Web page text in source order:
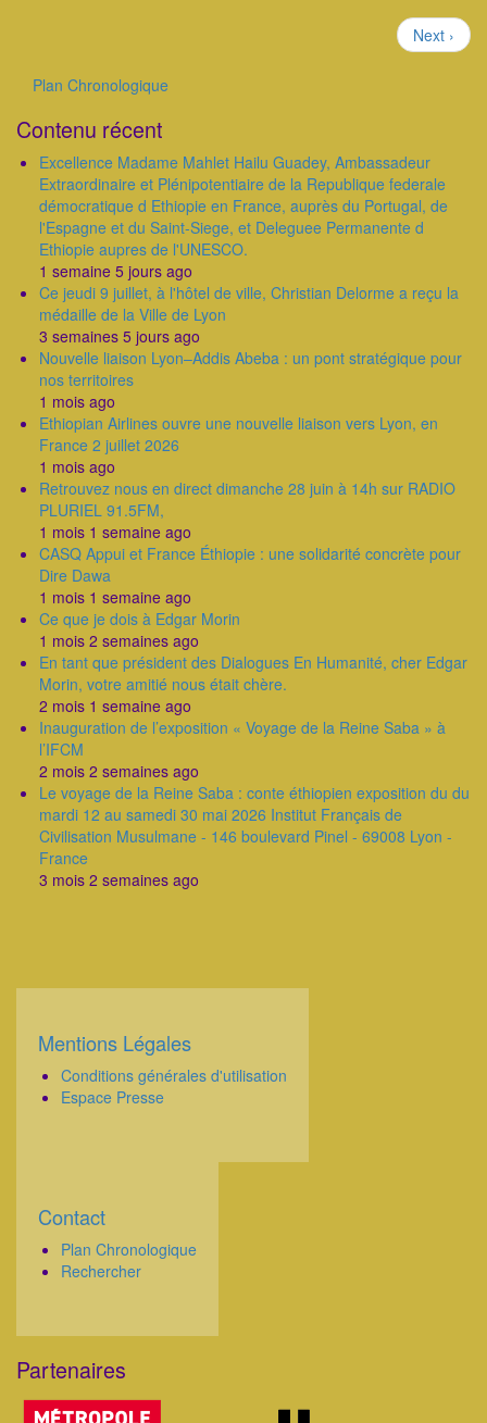
Page
suivante
Next ›
Plan Chronologique
Contenu récent
Excellence Madame Mahlet Hailu Guadey, Ambassadeur
Extraordinaire et Plénipotentiaire de la Republique federale
démocratique d Ethiopie en France, auprès du Portugal, de
l'Espagne et du Saint-Siege, et Deleguee Permanente d
Ethiopie aupres de l'UNESCO.
1 semaine 5 jours ago
Ce jeudi 9 juillet, à l'hôtel de ville, Christian Delorme a reçu la
médaille de la Ville de Lyon
3 semaines 5 jours ago
Nouvelle liaison Lyon–Addis Abeba : un pont stratégique pour
nos territoires
1 mois ago
Ethiopian Airlines ouvre une nouvelle liaison vers Lyon, en
France 2 juillet 2026
1 mois ago
Retrouvez nous en direct dimanche 28 juin à 14h sur RADIO
PLURIEL 91.5FM,
1 mois 1 semaine ago
CASQ Appui et France Éthiopie : une solidarité concrète pour
Dire Dawa
1 mois 1 semaine ago
Ce que je dois à Edgar Morin
1 mois 2 semaines ago
En tant que président des Dialogues En Humanité, cher Edgar
Morin, votre amitié nous était chère.
2 mois 1 semaine ago
Inauguration de l’exposition « Voyage de la Reine Saba » à
l’IFCM
2 mois 2 semaines ago
Le voyage de la Reine Saba : conte éthiopien exposition du du
mardi 12 au samedi 30 mai 2026 Institut Français de
Civilisation Musulmane - 146 boulevard Pinel - 69008 Lyon -
France
3 mois 2 semaines ago
Corps
Mentions Légales
Conditions générales d'utilisation
Espace Presse
Corps
Contact
Plan Chronologique
Rechercher
Partenaires
Corps